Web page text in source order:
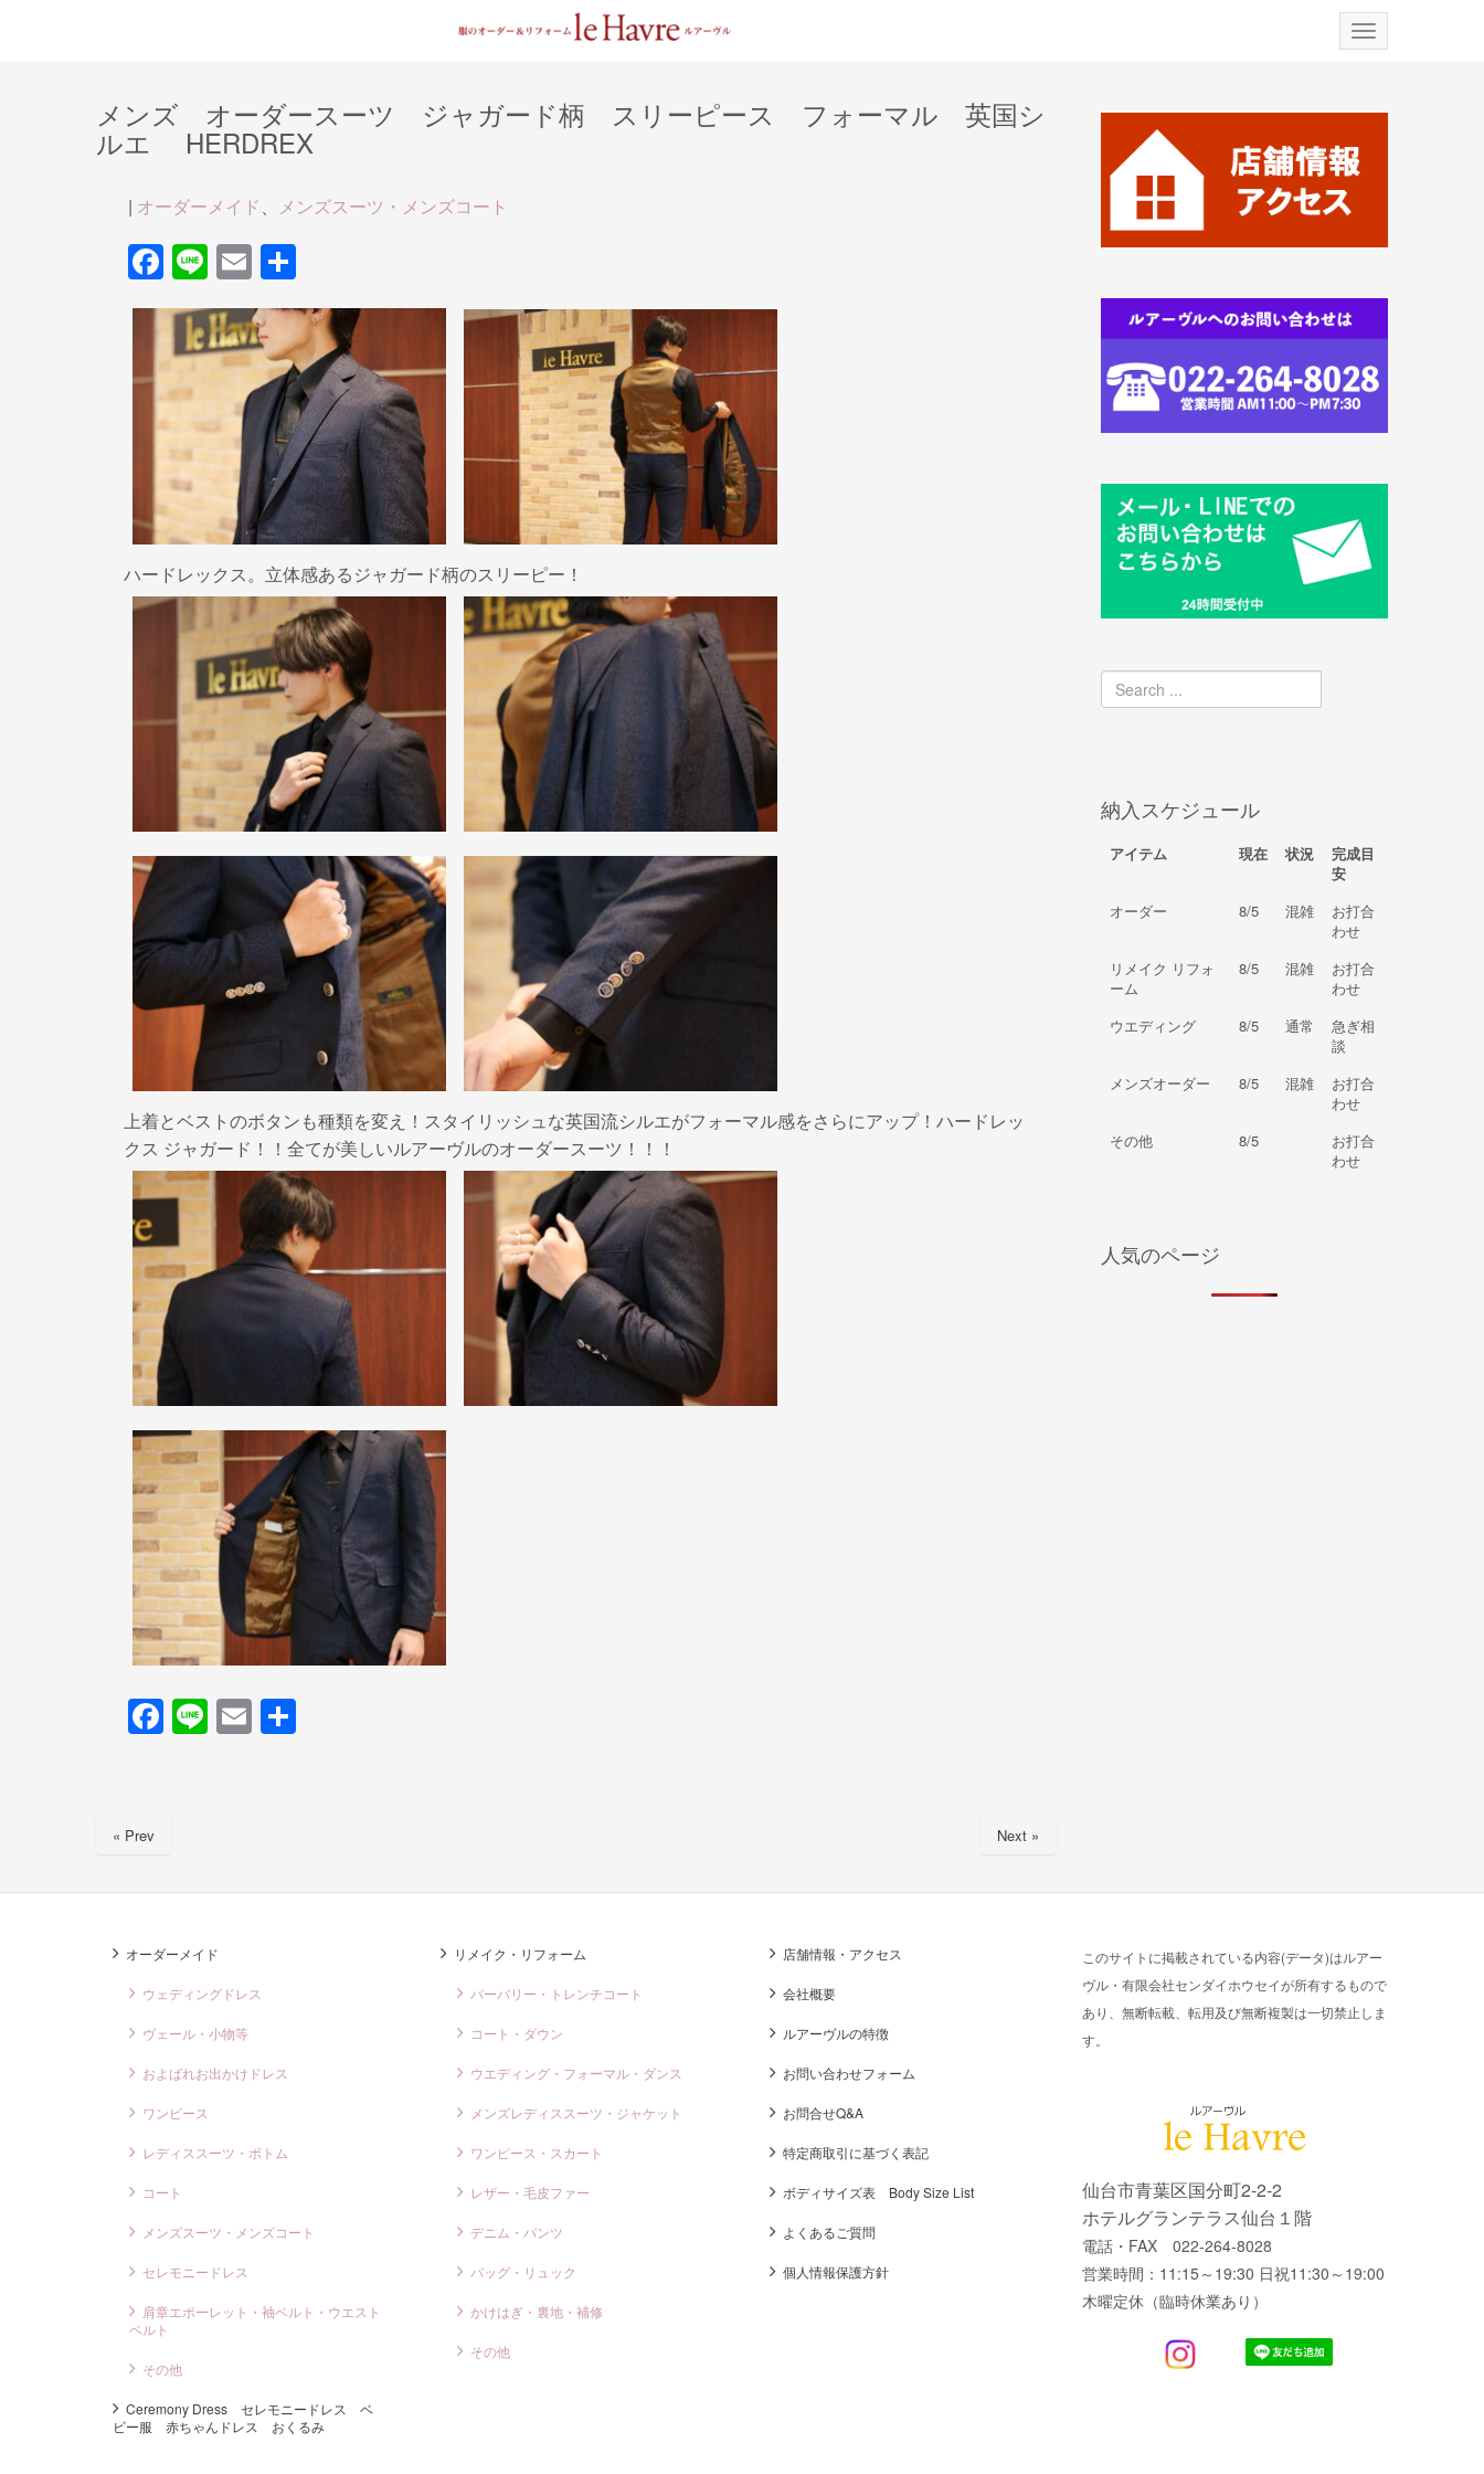
N
a
a
メンズ オーダースーツ ジャガード柄 スリーピース フォーマル 英国シ
ルエ HERDREX
| オーダーメイド、 メンズスーツ・メンズコート
F
a
c
e
b
o
o
k
Li
n
e
E
m
ail
有
ハードレックス。立体感あるジャガード柄のスリーピー！
上着とベストのボタンも種類を変え！スタイリッシュな英国流シルエがフォーマル感をさらにアップ！ハードレッ
クス ジャガード！！全てが美しいルアーヴルのオーダースーツ！！！
F
o
k
Li E
« Prev Next »
納入スケジュール
アイテム 現在 状況
完成目
安
オーダー
8/5 混雑
お打合
わせ
リメイク リフォ
ーム
8/5 混雑
お打合
わせ
ウエディング
8/5 通常
急ぎ相
談
メンズオーダー
8/5 混雑
お打合
わせ
その他
8/5
お打合
わせ
人気のページ
オーダーメイド
ウェディングドレス
ヴェール・小物等
およばれお出かけドレス
ワンピース
レディススーツ・ボトム
コート
メンズスーツ・メンズコート
セレモニードレス
肩章エポーレット・袖ベルト・ウエスト
ベルト
その他
Ceremony Dress セレモニードレス ベ
ビー服 赤ちゃんドレス おくるみ
リメイク・リフォーム
バーバリー・トレンチコート
コート・ダウン
ウエディング・フォーマル・ダンス
メンズレディススーツ・ジャケット
ワンピース・スカート
レザー・毛皮ファー
デニム・パンツ
バッグ・リュック
かけはぎ・裏地・補修
その他
店舗情報・アクセス
会社概要
ルアーヴルの特徴
お問い合わせフォーム
お問合せQ&A
特定商取引に基づく表記
ボディサイズ表 Body Size List
よくあるご質問
個人情報保護方針
このサイトに掲載されている内容(データ)はルアー
ヴル・有限会社センダイホウセイが所有するもので
あり、無断転載、転用及び無断複製は一切禁止しま
す。
仙台市青葉区国分町2-2-2
ホテルグランテラス仙台１階
電話・FAX 022-264-8028
営業時間：11:15～19:30 日祝11:30～19:00
木曜定休（臨時休業あり）